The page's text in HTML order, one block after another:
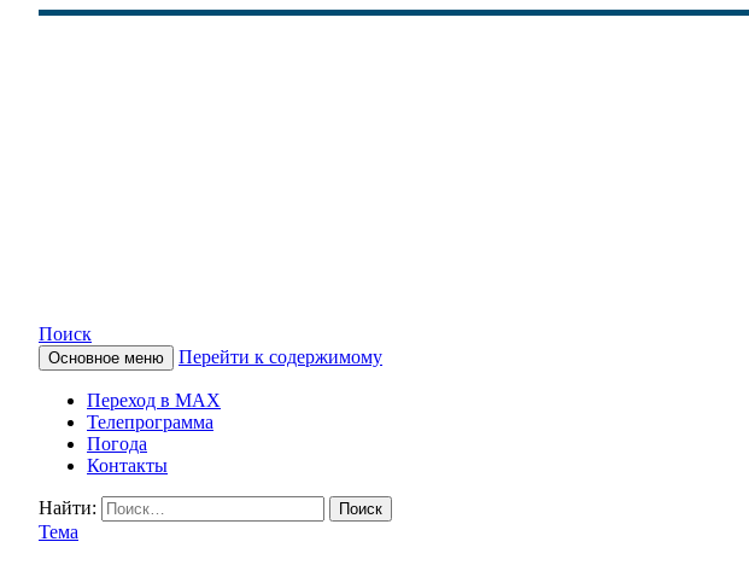
КАМЧАТСКОЕ ИНФОРМАЦИОННОЕ
Поиск
Основное меню Перейти к содержимому
Переход в MAX
Телепрограмма
Погода
Контакты
Найти:
Тема